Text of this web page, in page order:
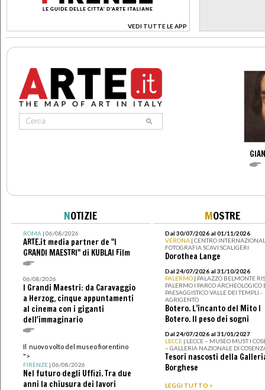
VEDI TUTTE LE APP
>
NOTIZIE
ROMA| 06/08/2026
ARTE.it media partner de "I
GRANDI MAESTRI" di KUBLAI Film
06/08/2026
I Grandi Maestri: da Caravaggio
a Herzog, cinque appuntamenti
al cinema con i giganti
dell'immaginario
Il nuovo volto del museo fiorentino
">
FIRENZE| 06/08/2026
Nel futuro degli Uffizi. Tra due
anni la chiusura dei lavori
MOSTRE
Dal 30/07/2026 al 01/11/2026
VERONA | CENTRO
FOTOGRAFIA SCAVI SCALIGERI
Dorothea Lange
Dal 24/07/2026 al 31/10/2026
PALERMO | PALAZZO BELMONTE
PALERMO I PARCO ARCHEOLOGICO
PAESAGGISTICO VALLE DEI TEMPLI -
AGRIGENTO
Botero. L’incanto del Mito I
Botero. Il peso dei sogni
Dal 24/07/2026 al 31/01/2027
LECCE | LECCE – MUSEO MUST I
– GALLERIA NAZIONALE DI
Tesori nascosti della
Borghese
LEGGI TUTTO >